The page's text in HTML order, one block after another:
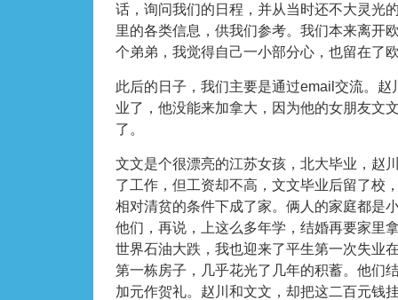
话，询问我们的日程，并从当时还不大灵光
里的各类信息，供我们参考。我们本来离开
个弟弟，我觉得自己一小部分心，也留在了
此后的日子，我们主要是通过email交流。
业了，他没能来加拿大，因为他的女朋友文
了。
文文是个很漂亮的江苏女孩，北大毕业，赵
了工作，但工资却不高，文文毕业后留了校
相对清贫的条件下成了家。俩人的家庭都是
他们，再说，上这么多年学，结婚再要家里
世界石油大跌，我也迎来了平生第一次失业
第一栋房子，几乎花光了几年的积蓄。他们
加元作贺礼。赵川和文文，却把这二百元钱